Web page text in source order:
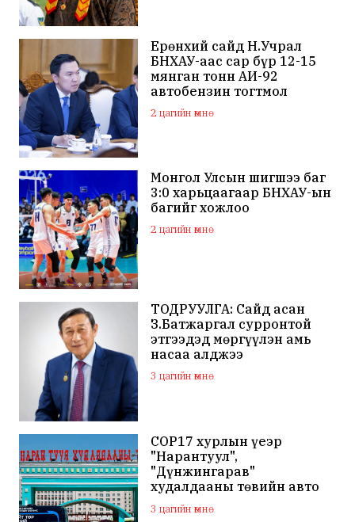
Ерөнхий сайд Н.Учрал
БНХАУ-аас сар бүр 12-15
мянган тонн АИ-92
автобензин тогтмол
нийлүүлэх хүсэлт тавилаа
2 цагийн өмнө
Монгол Улсын шигшээ баг
3:0 харьцаагаар БНХАУ-ын
багийг хожлоо
2 цагийн өмнө
ТОДРУУЛГА: Сайд асан
З.Батжаргал сурронтой
этгээдэд мөргүүлэн амь
насаа алджээ
3 цагийн өмнө
COP17 хурлын үеэр
"Нарантуул",
"Дүнжингарав"
худалдааны төвийн авто
зогсоолыг хаана
3 цагийн өмнө